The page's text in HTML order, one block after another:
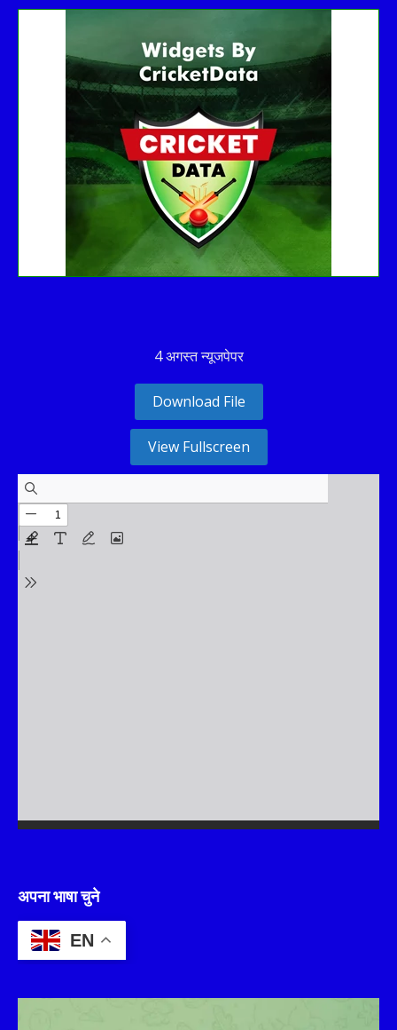
No live matches found.
See recent results
See fixtures
4 अगस्त न्यूजपेपर
Download File
View Fullscreen
अपना भाषा चुने
EN